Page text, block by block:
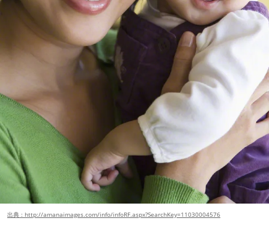
出典 : http://amanaimages.com/info/infoRF.aspx?SearchKey=11030004576